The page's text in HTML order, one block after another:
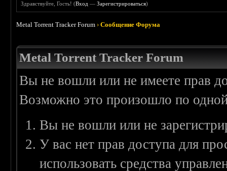
Здравствуйте, Гость! (Вход —Зарегистрироваться)
Metal Torrent Tracker Forum ›Сообщение Форума
Metal Torrent Tracker Forum
Вы не вошли или не имеете прав
Возможно это произошло по
Вы не вошли или не
У вас нет прав доступа для
использовать средства